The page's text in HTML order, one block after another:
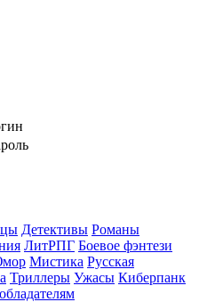
Детективы Романы
ЛитРПГ Боевое фэнтези
Мистика Русская
Триллеры Ужасы Киберпанк